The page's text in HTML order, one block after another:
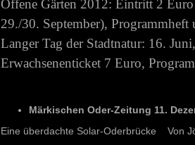
Offene Gärten 2012: Eintritt 2
29./30. September),
Langer Tag der Stadtnatur: 16.
Erwachsenenticket 7 Euro,
Märkischen Oder-Zeitung 11.
Eine überdachte Solar-Oderbrücke Von